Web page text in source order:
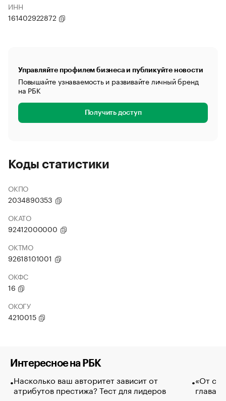
ИНН
161402922872
Управляйте профилем бизнеса и публикуйте новости
Повышайте узнаваемость и развивайте личный бренд
на РБК
Получить доступ
Коды статистики
ОКПО
2034890353
ОКАТО
92412000000
ОКТМО
92618101001
ОКФС
16
ОКОГУ
4210015
Интересное на РБК
Насколько ваш авторитет зависит от
атрибутов престижа? Тест для лидеров
«От
глава